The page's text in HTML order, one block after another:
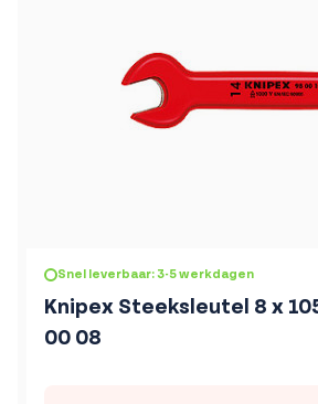
Snel leverbaar: 3-5 werkdagen
Knipex Steeksleutel 8 x 105 mm VDE 98
00 08